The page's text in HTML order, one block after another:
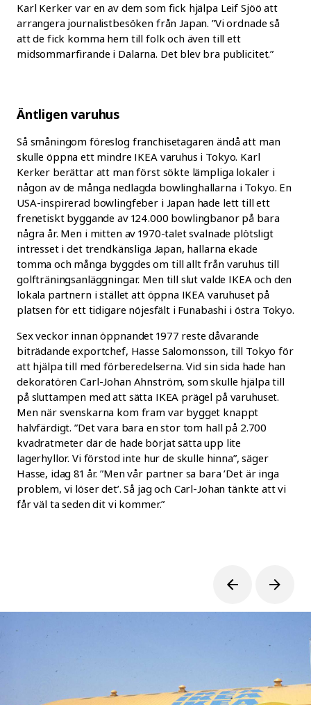
Karl Kerker var en av dem som fick hjälpa Leif Sjöö att
arrangera journalistbesöken från Japan. ”Vi ordnade så
att de fick komma hem till folk och även till ett
midsommarfirande i Dalarna. Det blev bra publicitet.”
Äntligen varuhus
Så småningom föreslog franchisetagaren ändå att man
skulle öppna ett mindre IKEA varuhus i Tokyo. Karl
Kerker berättar att man först sökte lämpliga lokaler i
någon av de många nedlagda bowlinghallarna i Tokyo. En
USA-inspirerad bowlingfeber i Japan hade lett till ett
frenetiskt byggande av 124.000 bowlingbanor på bara
några år. Men i mitten av 1970-talet svalnade plötsligt
intresset i det trendkänsliga Japan, hallarna ekade
tomma och många byggdes om till allt från varuhus till
golfträningsanläggningar. Men till slut valde IKEA och den
lokala partnern i stället att öppna IKEA varuhuset på
platsen för ett tidigare nöjesfält i Funabashi i östra Tokyo.
Sex veckor innan öppnandet 1977 reste dåvarande
biträdande exportchef, Hasse Salomonsson, till Tokyo för
att hjälpa till med förberedelserna. Vid sin sida hade han
dekoratören Carl-Johan Ahnström, som skulle hjälpa till
på sluttampen med att sätta IKEA prägel på varuhuset.
Men när svenskarna kom fram var bygget knappt
halvfärdigt. ”Det vara bara en stor tom hall på 2.700
kvadratmeter där de hade börjat sätta upp lite
lagerhyllor. Vi förstod inte hur de skulle hinna”, säger
Hasse, idag 81 år. ”Men vår partner sa bara ’Det är inga
problem, vi löser det’. Så jag och Carl-Johan tänkte att vi
får väl ta seden dit vi kommer.”